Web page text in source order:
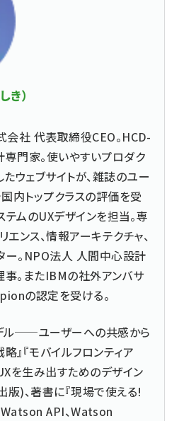
き）
会社 代表取締役CEO。HCD-
門家。使いやすいプロダク
ウェブサイトが、雑誌のユー
内トップクラスの評価を受
テムのUXデザインを担当。専
ンス、情報アーキテクチャ、
ー。NPO法人 人間中心設計
。またIBMの社外アンバサ
の認定を受ける。
ル──ユーザーへの共感から
』『モバイルフロンティア
を生み出すためのデザイン
版)、著書に『現場で使える!
API、Watson